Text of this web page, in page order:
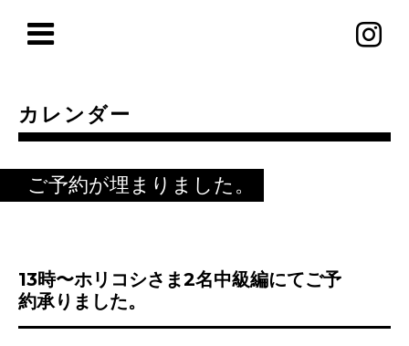
カレンダー
ご予約が埋まりました。
13時〜ホリコシさま2名中級編にてご予
約承りました。